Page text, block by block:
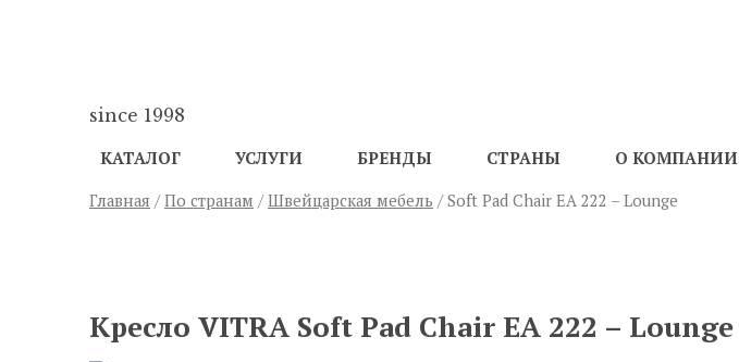
since 1998
КАТАЛОГ УСЛУГИ БРЕНДЫ СТРАНЫ О КОМПАНИИ
Главная /По странам /Швейцарская мебель / Soft Pad Chair EA 222 – Lounge
Кресло VITRA Soft Pad Chair EA 222 – Lounge